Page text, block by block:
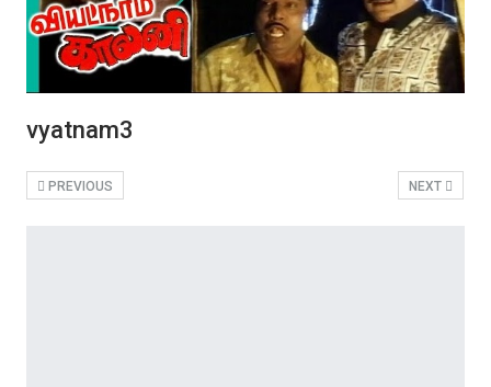
vyatnam3
NEXT
PREVIOUS